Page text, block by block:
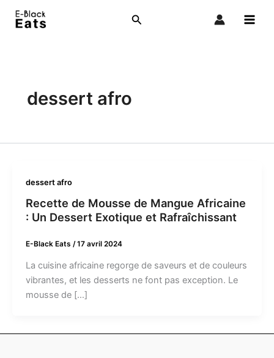
Rechercher
dessert afro
dessert afro
Recette de Mousse de Mangue Africaine
: Un Dessert Exotique et Rafraîchissant
E-Black Eats /17 avril 2024
La cuisine africaine regorge de saveurs et de couleurs
vibrantes, et les desserts ne font pas exception. Le
mousse de […]